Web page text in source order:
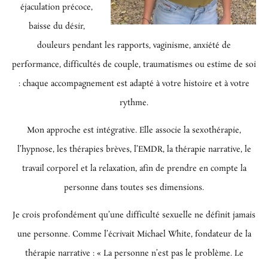
éjaculation précoce,
baisse du désir,
douleurs pendant les rapports, vaginisme, anxiété de
performance, difficultés de couple, traumatismes ou estime de soi
: chaque accompagnement est adapté à votre histoire et à votre
rythme.
Mon approche est intégrative. Elle associe la sexothérapie,
l’hypnose, les thérapies brèves, l’EMDR, la thérapie narrative, le
travail corporel et la relaxation, afin de prendre en compte la
personne dans toutes ses dimensions.
Je crois profondément qu’une difficulté sexuelle ne définit jamais
une personne. Comme l’écrivait Michael White, fondateur de la
thérapie narrative : « La personne n’est pas le problème. Le